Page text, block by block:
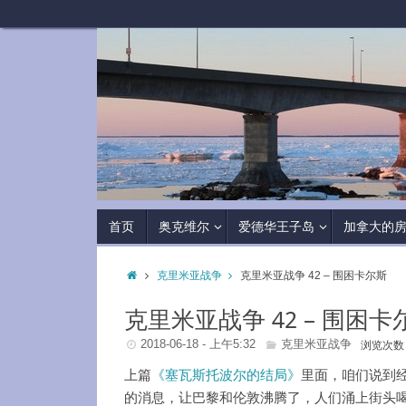
首页 奥克维尔 爱德华王子岛 加拿大的
克里米亚战争 克里米亚战争 42 – 围困卡尔斯
克里米亚战争 42 – 围困卡
2018-06-18 - 上午5:32 克里米亚战争 浏览次
上篇 《塞瓦斯托波尔的结局》 里面，咱们说到
的消息，让巴黎和伦敦沸腾了，人们涌上街头